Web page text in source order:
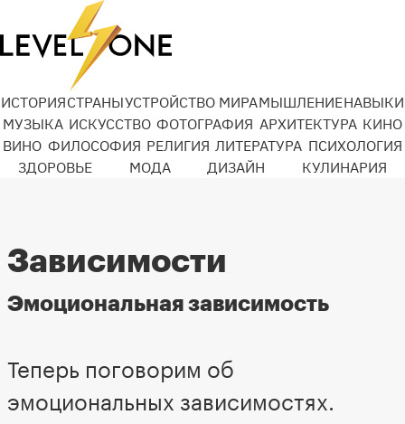
ИСТОРИЯСТРАНЫУСТРОЙСТВО МИРАМЫШЛЕНИЕНАВЫКИ
МУЗЫКА ИСКУССТВО ФОТОГРАФИЯ АРХИТЕКТУРА КИНО
ВИНО ФИЛОСОФИЯ РЕЛИГИЯ ЛИТЕРАТУРА ПСИХОЛОГИЯ
ЗДОРОВЬЕ
МОДА ДИЗАЙН КУЛИНАРИЯ
Зависимости
Эмоциональная зависимость
Теперь поговорим об
эмоциональных зависимостях.